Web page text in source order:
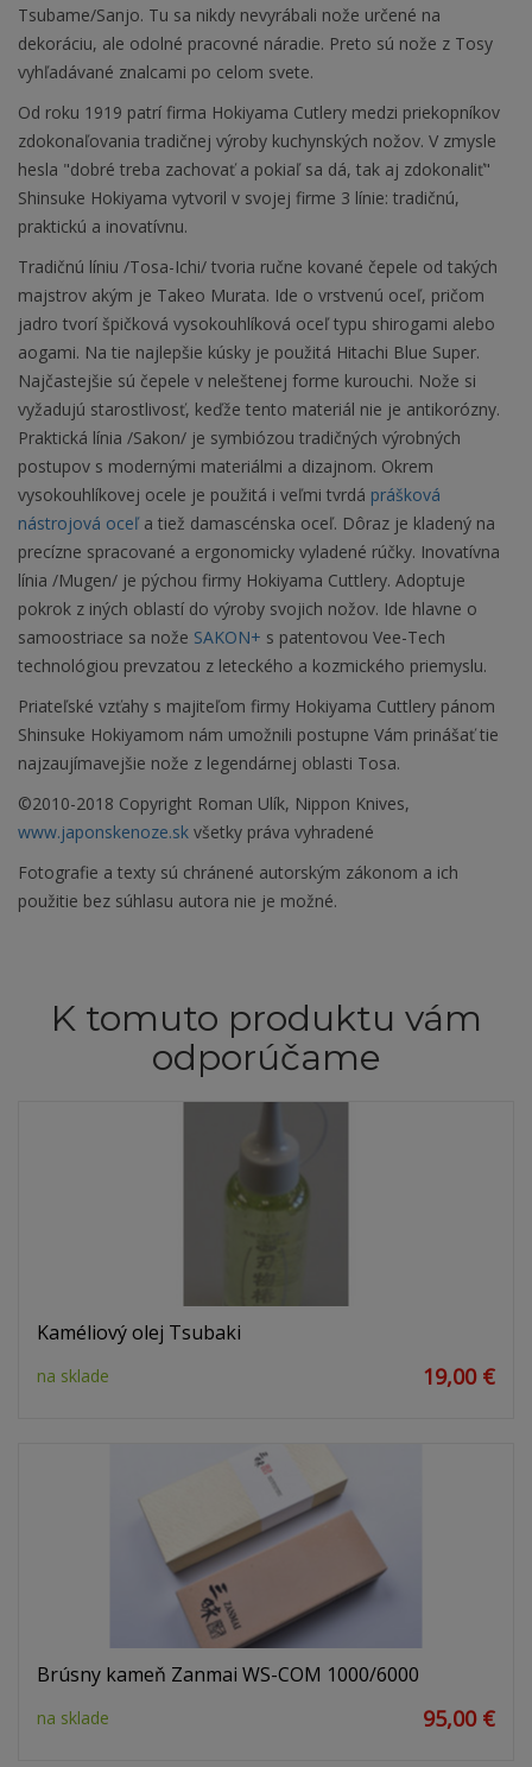
Tsubame/Sanjo. Tu sa nikdy nevyrábali nože určené na
dekoráciu, ale odolné pracovné náradie. Preto sú nože z Tosy
vyhľadávané znalcami po celom svete.
Od roku 1919 patrí firma Hokiyama Cutlery medzi priekopníkov
zdokonaľovania tradičnej výroby kuchynských nožov. V zmysle
hesla "dobré treba zachovať a pokiaľ sa dá, tak aj zdokonaliť"
Shinsuke Hokiyama vytvoril v svojej firme 3 línie: tradičnú,
praktickú a inovatívnu.
Tradičnú líniu /Tosa-Ichi/ tvoria ručne kované čepele od takých
majstrov akým je Takeo Murata. Ide o vrstvenú oceľ, pričom
jadro tvorí špičková vysokouhlíková oceľ typu shirogami alebo
aogami. Na tie najlepšie kúsky je použitá Hitachi Blue Super.
Najčastejšie sú čepele v neleštenej forme kurouchi. Nože si
vyžadujú starostlivosť, keďže tento materiál nie je antikorózny.
Praktická línia /Sakon/ je symbiózou tradičných výrobných
postupov s modernými materiálmi a dizajnom. Okrem
vysokouhlíkovej ocele je použitá i veľmi tvrdá prášková
nástrojová oceľa tiež damascénska oceľ. Dôraz je kladený na
precízne spracované a ergonomicky vyladené rúčky. Inovatívna
línia /Mugen/ je pýchou firmy Hokiyama Cuttlery. Adoptuje
pokrok z iných oblastí do výroby svojich nožov. Ide hlavne o
samoostriace sa nože SAKON+ s patentovou Vee-Tech
technológiou prevzatou z leteckého a kozmického priemyslu.
Priateľské vzťahy s majiteľom firmy Hokiyama Cuttlery pánom
Shinsuke Hokiyamom nám umožnili postupne Vám prinášať tie
najzaujímavejšie nože z legendárnej oblasti Tosa.
©2010-2018 Copyright Roman Ulík, Nippon Knives,
www.japonskenoze.sk všetky práva vyhradené
Fotografie a texty sú chránené autorským zákonom a ich
použitie bez súhlasu autora nie je možné.
K tomuto produktu vám
odporúčame
Kaméliový olej Tsubaki
na sklade 19,00 €
Brúsny kameň Zanmai WS-COM 1000/6000
na sklade 95,00 €